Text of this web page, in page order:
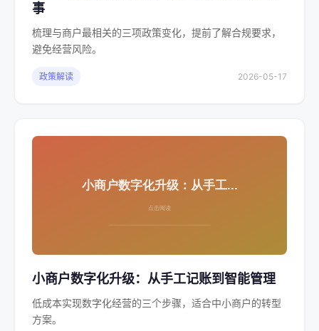
事
梳理与商户最相关的三项政策变化，提前了解合规要求，
避免经营风险。
政策解读 2026-05-17
小商户数字化升级：从手工记账到智能管理
低成本实现数字化经营的三个步骤，适合中小商户的转型
方案。